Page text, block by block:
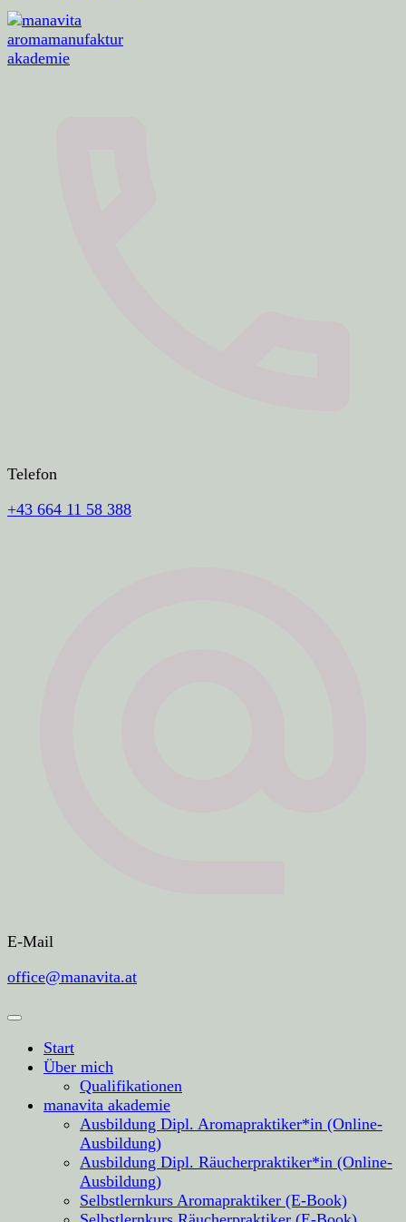
Telefon
+43 664 11 58 388
E-Mail
office@manavita.at
Start
Über mich
Qualifikationen
manavita akademie
Ausbildung Dipl. Aromapraktiker*in (Online-
Ausbildung)
Ausbildung Dipl. Räucherpraktiker*in (Online-
Ausbildung)
Selbstlernkurs Aromapraktiker (E-Book)